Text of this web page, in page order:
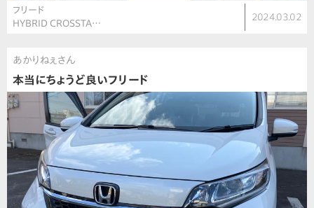
フリード
HYBRID CROSSTA…
2024.03.02
あかりねぇさん
本当にちょうど良いフリード